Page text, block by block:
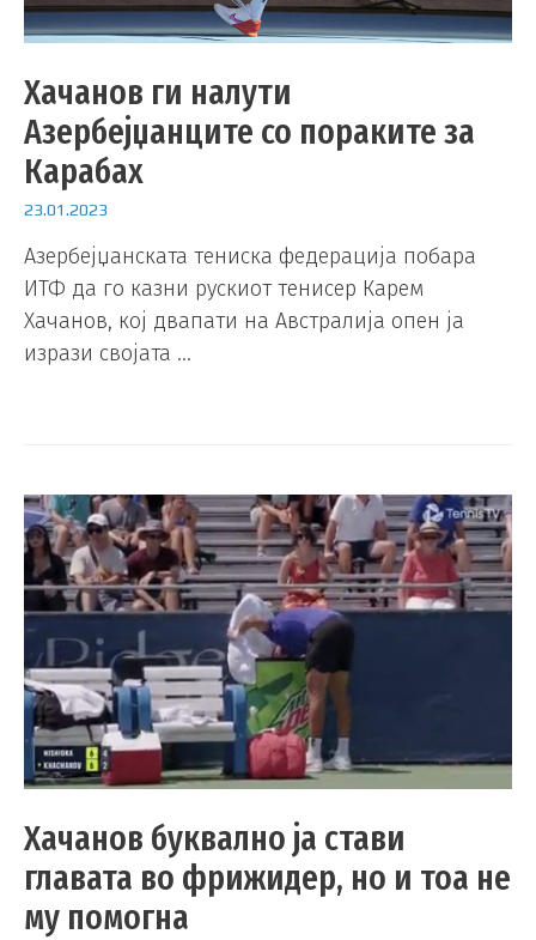
Хачанов ги налути
Азербејџанците со пораките за
Карабах
23.01.2023
Азербејџанската тениска федерација побара
ИТФ да го казни рускиот тенисер Карем
Хачанов, кој двапати на Австралија опен ја
изрази својата …
Хачанов буквално ја стави
главата во фрижидер, но и тоа не
му помогна